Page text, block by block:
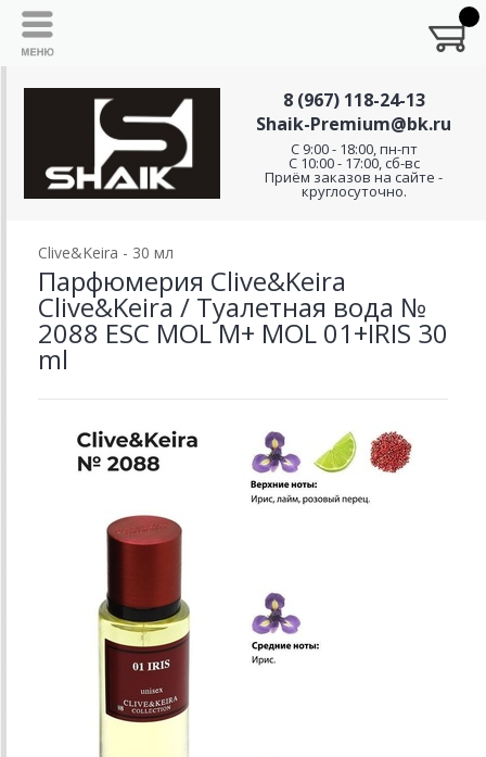
8 (967) 118-24-13
Shaik-Premium@bk.ru
C 9:00 - 18:00, пн-пт
С 10:00 - 17:00, сб-вс
Приём заказов на сайте -
круглосуточно.
Clive&Keira - 30 мл
Парфюмерия Clive&Keira
Clive&Keira / Туалетная вода №
2088 ESC MOL M+ MOL 01+IRIS 30
ml